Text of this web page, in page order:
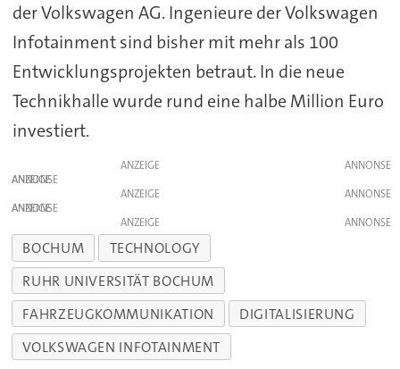
der Volkswagen AG. Ingenieure der Volkswagen
Infotainment sind bisher mit mehr als 100
Entwicklungsprojekten betraut. In die neue
Technikhalle wurde rund eine halbe Million Euro
investiert.
ANZEIGE
ANZEIGE
ANZEIGE
ANZEIGE
ANZEIGE
BOCHUM
TECHNOLOGY
RUHR UNIVERSITÄT BOCHUM
FAHRZEUGKOMMUNIKATION
DIGITALISIERUNG
VOLKSWAGEN INFOTAINMENT